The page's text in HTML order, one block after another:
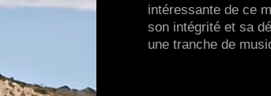
intéressante de ce
son intégrité et sa
une tranche de